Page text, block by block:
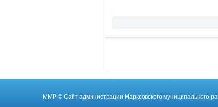
ММР © Cайт администрации Марксовского муниципального